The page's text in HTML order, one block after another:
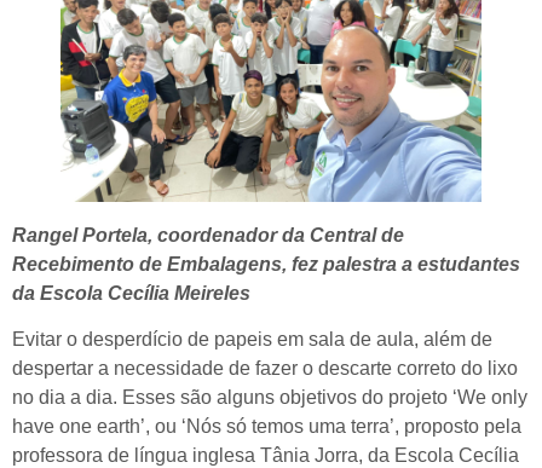
Rangel Portela, coordenador da Central de
Recebimento de Embalagens, fez palestra a estudantes
da Escola Cecília Meireles
Evitar o desperdício de papeis em sala de aula, além de
despertar a necessidade de fazer o descarte correto do lixo
no dia a dia. Esses são alguns objetivos do projeto ‘We only
have one earth’, ou ‘Nós só temos uma terra’, proposto pela
professora de língua inglesa Tânia Jorra, da Escola Cecília